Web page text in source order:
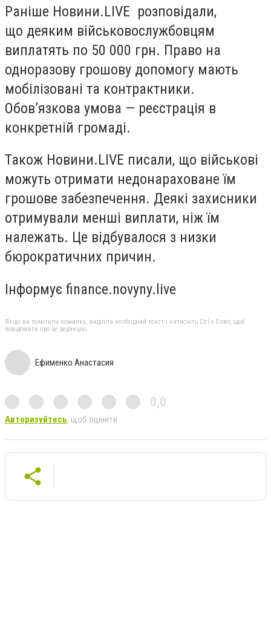
Раніше Новини.LIVE розповідали,
що деяким військовослужбовцям
виплатять по 50 000 грн. Право на
одноразову грошову допомогу мають
мобілізовані та контрактники.
Обов’язкова умова — реєстрація в
конкретній громаді.
Також Новини.LIVE писали, що військові
можуть отримати недонараховане їм
грошове забезпечення. Деякі захисники
отримували менші виплати, ніж їм
належать. Це відбувалося з низки
бюрократичних причин.
Інформує finance.novyny.live
Якщо ви помітили помилку, виділіть необхідний текст і натисніть Ctrl + Enter, щоб
повідомити про це редакцію
Ефименко Анастасия
0,0
Авторизуйтесь, щоб оцінити